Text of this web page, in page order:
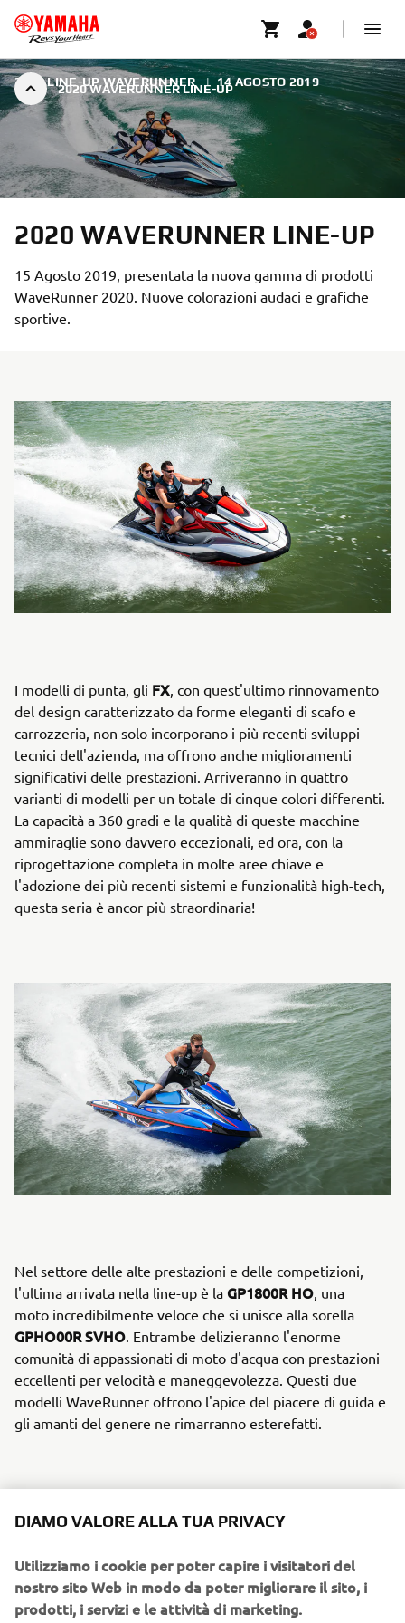
2020 WAVERUNNER LINE-UP
2020 LINE-UP WAVERUNNER | 14 AGOSTO 2019
2020 WAVERUNNER LINE-UP
15 Agosto 2019, presentata la nuova gamma di prodotti
WaveRunner 2020. Nuove colorazioni audaci e grafiche
sportive.
I modelli di punta, gli FX, con quest'ultimo rinnovamento
del design caratterizzato da forme eleganti di scafo e
carrozzeria, non solo incorporano i più recenti sviluppi
tecnici dell'azienda, ma offrono anche miglioramenti
significativi delle prestazioni. Arriveranno in quattro
varianti di modelli per un totale di cinque colori differenti.
La capacità a 360 gradi e la qualità di queste macchine
ammiraglie sono davvero eccezionali, ed ora, con la
riprogettazione completa in molte aree chiave e
l'adozione dei più recenti sistemi e funzionalità high-tech,
questa seria è ancor più straordinaria!
Nel settore delle alte prestazioni e delle competizioni,
l'ultima arrivata nella line-up è la GP1800R HO, una
moto incredibilmente veloce che si unisce alla sorella
GPHO00R SVHO. Entrambe delizieranno l'enorme
comunità di appassionati di moto d'acqua con prestazioni
eccellenti per velocità e maneggevolezza. Questi due
modelli WaveRunner offrono l'apice del piacere di guida e
gli amanti del genere ne rimarranno esterefatti.
DIAMO VALORE ALLA TUA PRIVACY
Utilizziamo i cookie per poter capire i visitatori del
nostro sito Web in modo da poter migliorare il sito, i
prodotti, i servizi e le attività di marketing.